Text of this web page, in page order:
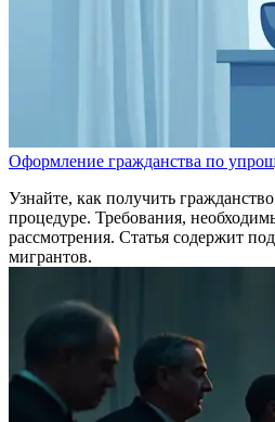
Оформление гражданства по
Узнайте, как получить
процедуре. Требования,
рассмотрения. Статья содержит
мигрантов.